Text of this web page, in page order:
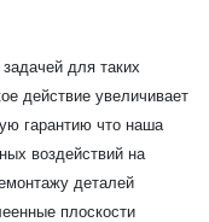
для таких
действие увеличивает
гарантию что наша
воздействий на
деталей
плоскости